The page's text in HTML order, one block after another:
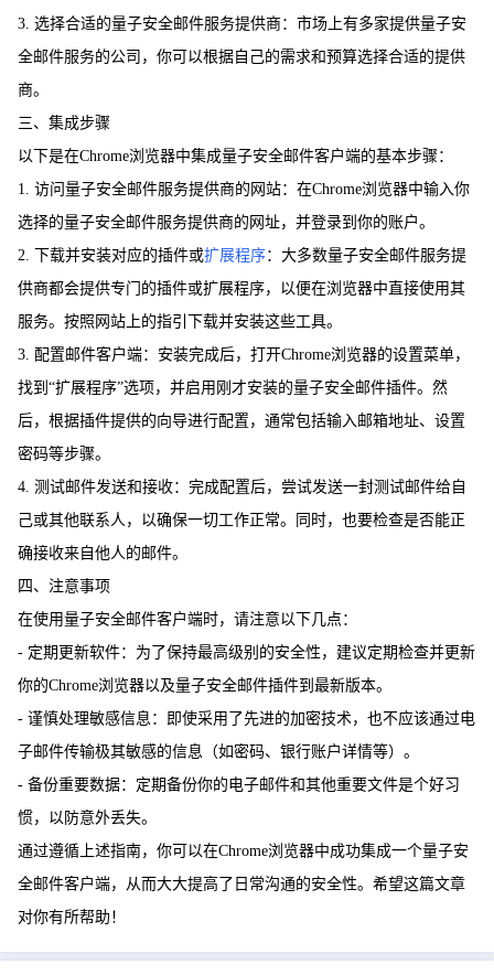
3. 选择合适的量子安全邮件服务提供商：市场上有多家提供量子安
全邮件服务的公司，你可以根据自己的需求和预算选择合适的提供
商。
三、集成步骤
以下是在Chrome浏览器中集成量子安全邮件客户端的基本步骤：
1. 访问量子安全邮件服务提供商的网站：在Chrome浏览器中输入你
选择的量子安全邮件服务提供商的网址，并登录到你的账户。
2. 下载并安装对应的插件或扩展程序：大多数量子安全邮件服务提
供商都会提供专门的插件或扩展程序，以便在浏览器中直接使用其
服务。按照网站上的指引下载并安装这些工具。
3. 配置邮件客户端：安装完成后，打开Chrome浏览器的设置菜单，
找到“扩展程序”选项，并启用刚才安装的量子安全邮件插件。然
后，根据插件提供的向导进行配置，通常包括输入邮箱地址、设置
密码等步骤。
4. 测试邮件发送和接收：完成配置后，尝试发送一封测试邮件给自
己或其他联系人，以确保一切工作正常。同时，也要检查是否能正
确接收来自他人的邮件。
四、注意事项
在使用量子安全邮件客户端时，请注意以下几点：
- 定期更新软件：为了保持最高级别的安全性，建议定期检查并更新
你的Chrome浏览器以及量子安全邮件插件到最新版本。
- 谨慎处理敏感信息：即使采用了先进的加密技术，也不应该通过电
子邮件传输极其敏感的信息（如密码、银行账户详情等）。
- 备份重要数据：定期备份你的电子邮件和其他重要文件是个好习
惯，以防意外丢失。
通过遵循上述指南，你可以在Chrome浏览器中成功集成一个量子安
全邮件客户端，从而大大提高了日常沟通的安全性。希望这篇文章
对你有所帮助！